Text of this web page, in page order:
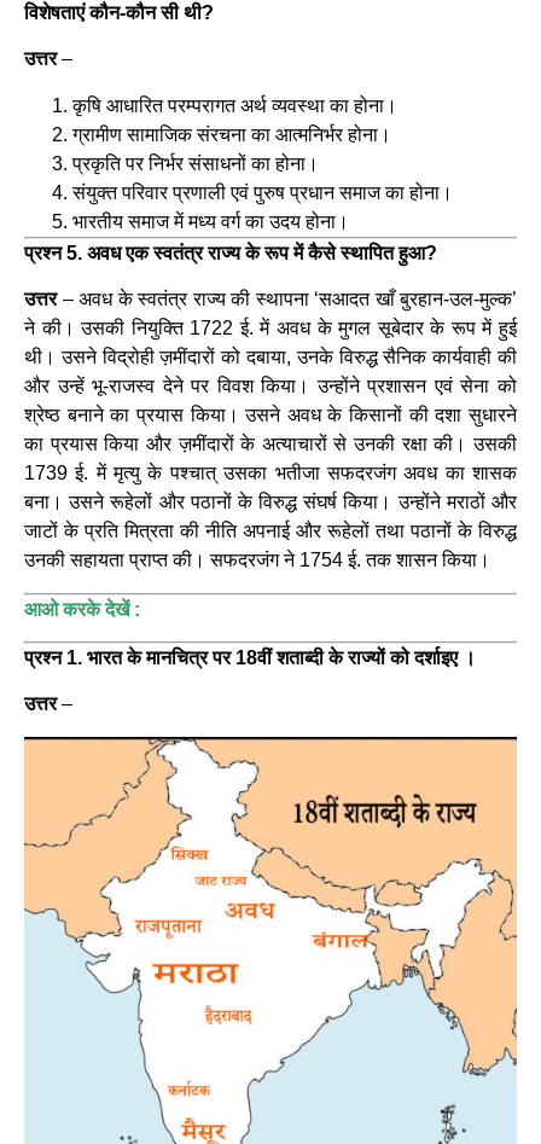
विशेषताएं कौन-कौन सी थी?
उत्तर–
कृषि आधारित परम्परागत अर्थ व्यवस्था का होना।
ग्रामीण सामाजिक संरचना का आत्मनिर्भर होना।
प्रकृति पर निर्भर संसाधनों का होना।
संयुक्त परिवार प्रणाली एवं पुरुष प्रधान समाज का होना।
भारतीय समाज में मध्य वर्ग का उदय होना।
प्रश्न 5. अवध एक स्वतंत्र राज्य के रूप में कैसे स्थापित हुआ?
उत्तर – अवध के स्वतंत्र राज्य की स्थापना ‘सआदत खाँ बुरहान-उल-मुल्क’
ने की। उसकी नियुक्ति 1722 ई. में अवध के मुगल सूबेदार के रूप में हुई
थी। उसने विद्रोही ज़मींदारों को दबाया, उनके विरुद्ध सैनिक कार्यवाही की
और उन्हें भू-राजस्व देने पर विवश किया। उन्होंने प्रशासन एवं सेना को
श्रेष्ठ बनाने का प्रयास किया। उसने अवध के किसानों की दशा सुधारने
का प्रयास किया और ज़मींदारों के अत्याचारों से उनकी रक्षा की। उसकी
1739 ई. में मृत्यु के पश्चात् उसका भतीजा सफदरजंग अवध का शासक
बना। उसने रूहेलों और पठानों के विरुद्ध संघर्ष किया। उन्होंने मराठों और
जाटों के प्रति मित्रता की नीति अपनाई और रूहेलों तथा पठानों के विरुद्ध
उनकी सहायता प्राप्त की। सफदरजंग ने 1754 ई. तक शासन किया।
आओ करके देखें :
प्रश्न 1. भारत के मानचित्र पर 18वीं शताब्दी के राज्यों को दर्शाइए ।
उत्तर–